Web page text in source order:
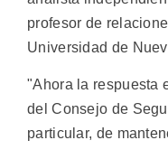
profesor de
Universidad de
"Ahora la respuesta
del Consejo de
particular, de